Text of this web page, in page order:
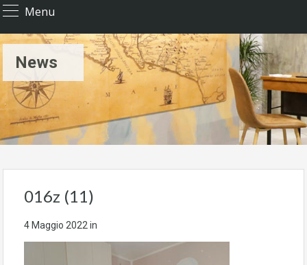
Menu
News
016z (11)
4 Maggio 2022 in